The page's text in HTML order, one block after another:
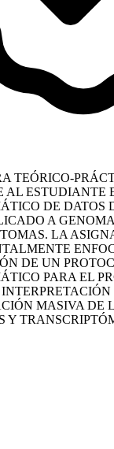
TEÓRICO-
AL ESTUDIANTE
DE DATOS
A
LA
DE UN
PARA EL
MASIVA DE
Y